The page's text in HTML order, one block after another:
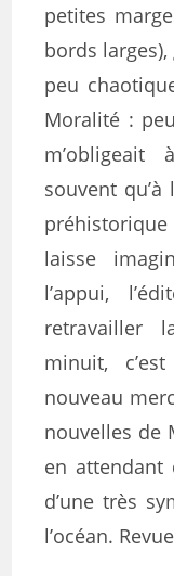
petites
bords larges),
peu
Moralité : peu
souvent qu’à
laisse
l’appui,
retravailler
minuit,
nouveau
nouvelles de
en attendant
d’une très
l’océan.